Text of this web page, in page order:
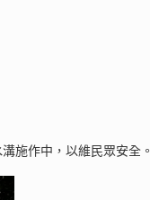
施作中，以維民眾安全。